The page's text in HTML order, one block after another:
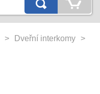
> Dveřní interkomy
>